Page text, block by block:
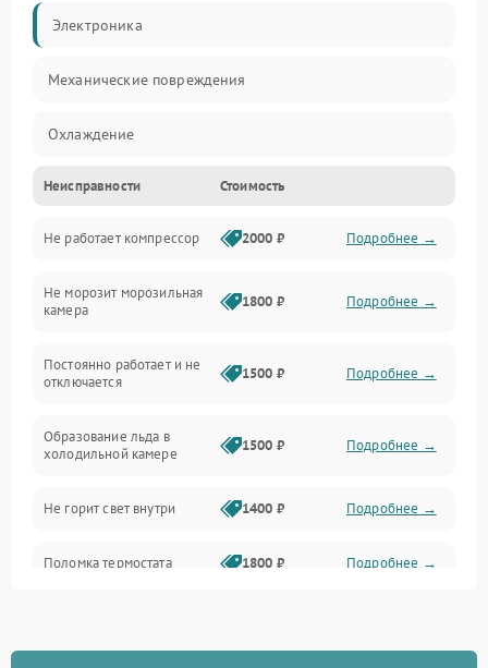
Электроника
Механические повреждения
Охлаждение
Механика
Электропитание
Дренаж
Неисправности Стоимость
Не работает компрессор 2000 ₽ Подробнее →
Не морозит морозильная
камера
1800 ₽ Подробнее →
Постоянно работает и не
отключается
1500 ₽ Подробнее →
Образование льда в
холодильной камере
1500 ₽ Подробнее →
Не горит свет внутри 1400 ₽ Подробнее →
Поломка термостата 1800 ₽ Подробнее →